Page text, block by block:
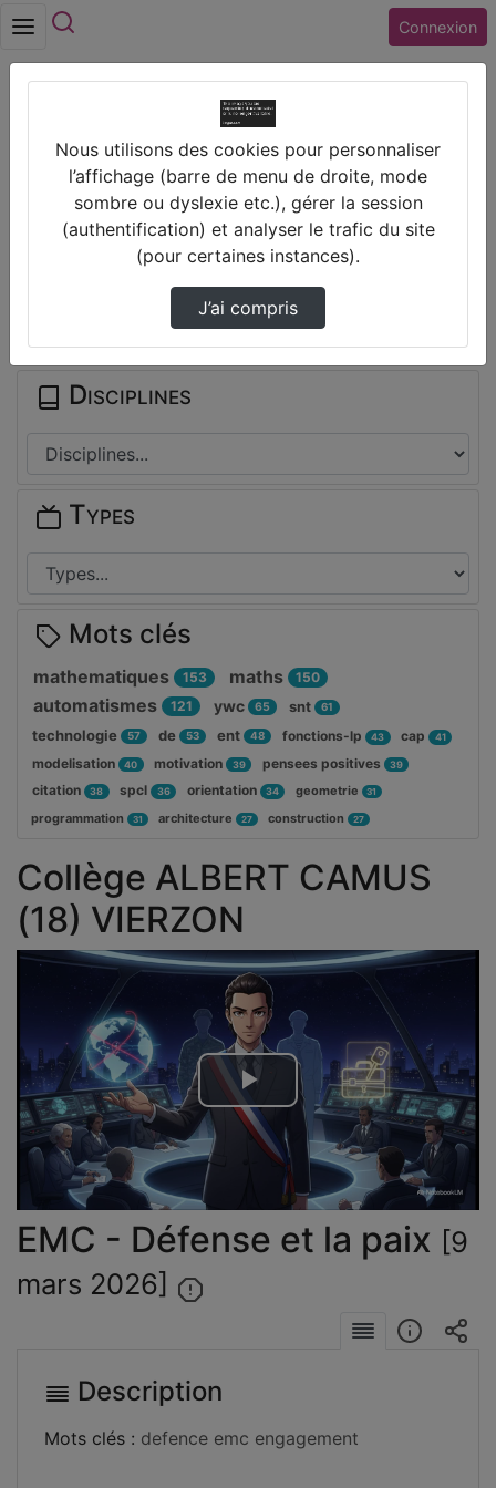
Connexion
Emc - Défense Et La Paix
Collège ALBERT CAMUS
(18) VIERZON
Lire
la
vidéo
EMC - Défense et la paix [9
mars 2026]
Description
Mots clés : defence emc engagement
Prendre des notes
Il n'y a pas de note disponible pour vous pour cette vidéo.
Connectez-vous pour en créer une nouvelle.
Disciplines
Types
Mots clés
mathematiques 153 maths 150
automatismes 121 ywc 65 snt 61
technologie 57 de 53 ent 48 fonctions-lp 43 cap 41
modelisation 40 motivation 39 pensees positives 39
citation 38 spcl 36 orientation 34 geometrie 31
programmation 31 architecture 27 construction 27
Nous utilisons des cookies pour personnaliser
l’affichage (barre de menu de droite, mode
sombre ou dyslexie etc.), gérer la session
(authentification) et analyser le trafic du site
(pour certaines instances).
J’ai compris